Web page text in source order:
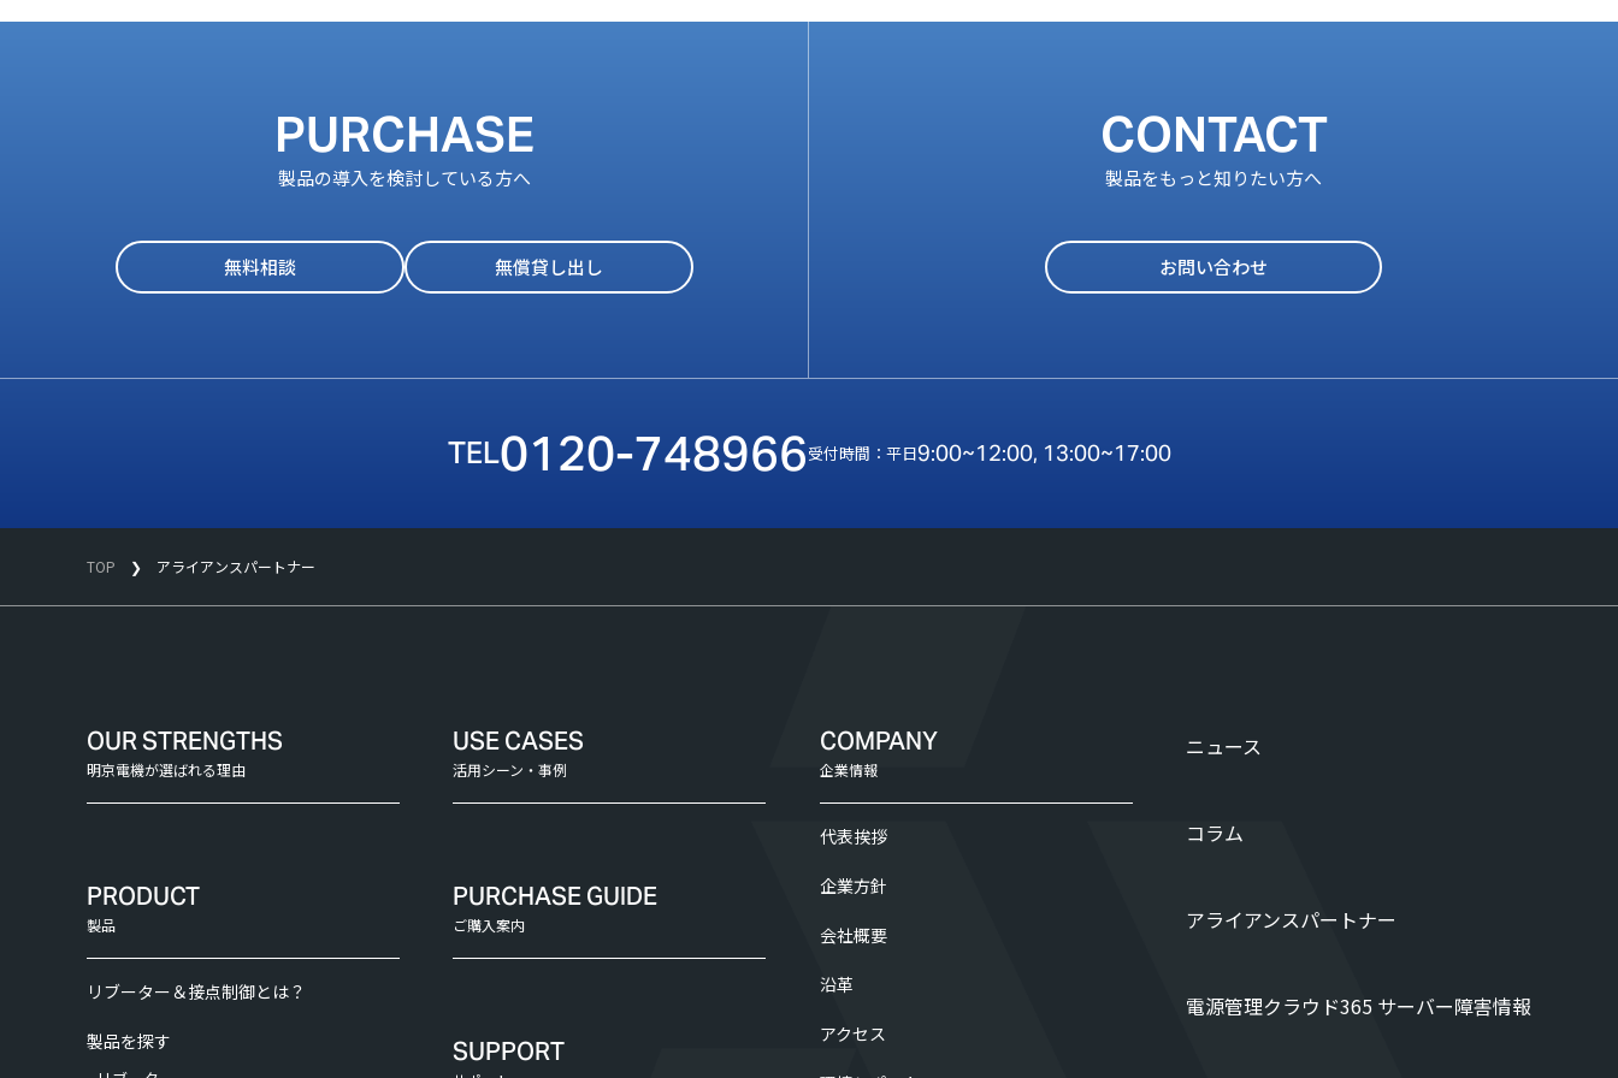
PURCHASE
製品の導入を検討している方へ
無料相談 無償貸し出し
CONTACT
製品をもっと知りたい方へ
お問い合わせ
0120-748966受付時間：平日9:00~12:00, 13:00~17:00
TOP アライアンスパートナー
OUR STRENGTHS
明京電機が選ばれる理由
PRODUCT
製品
リブーター＆接点制御とは？
製品を探す
USE CASES
活用シーン・事例
PURCHASE GUIDE
ご購入案内
SUPPORT
COMPANY
企業情報
代表挨拶
企業方針
会社概要
沿革
アクセス
ニュース
コラム
アライアンスパートナー
電源管理クラウド365 サーバー障害情報